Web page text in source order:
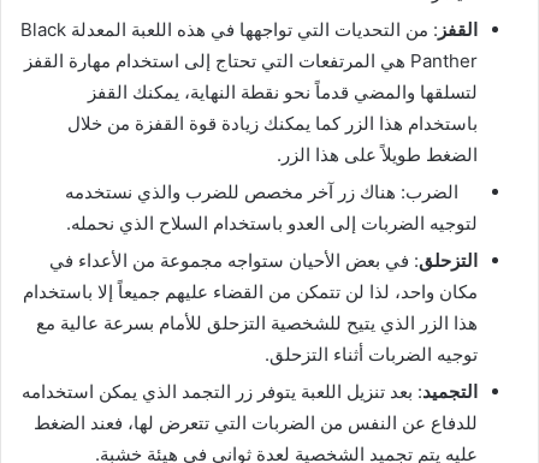
القفز
: من التحديات التي تواجهها في هذه اللعبة المعدلة Black
Panther هي المرتفعات التي تحتاج إلى استخدام مهارة القفز
لتسلقها والمضي قدماً نحو نقطة النهاية، يمكنك القفز
باستخدام هذا الزر كما يمكنك زيادة قوة القفزة من خلال
الضغط طويلاً على هذا الزر.
الضرب: هناك زر آخر مخصص للضرب والذي نستخدمه
لتوجيه الضربات إلى العدو باستخدام السلاح الذي نحمله.
التزحلق: في بعض الأحيان ستواجه مجموعة من الأعداء في
مكان واحد، لذا لن تتمكن من القضاء عليهم جميعاً إلا باستخدام
هذا الزر الذي يتيح للشخصية التزحلق للأمام بسرعة عالية مع
توجيه الضربات أثناء التزحلق.
التجميد: بعد تنزيل اللعبة يتوفر زر التجمد الذي يمكن استخدامه
للدفاع عن النفس من الضربات التي تتعرض لها، فعند الضغط
عليه يتم تجميد الشخصية لعدة ثواني في هيئة خشبة.